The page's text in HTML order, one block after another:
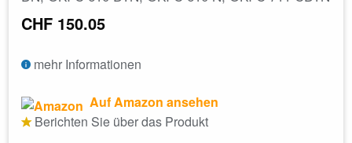
CHF 150.05
mehr Informationen
Auf Amazon ansehen
Berichten Sie über das Produkt